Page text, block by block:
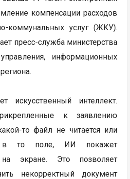
компенсации расходов
коммунальных услуг (ЖКУ).
пресс-служба министерства
управления, информационных
искусственный интеллект.
к заявлению
то файл не читается или
в то поле, ИИ покажет
на экране. Это позволяет
некорректный документ